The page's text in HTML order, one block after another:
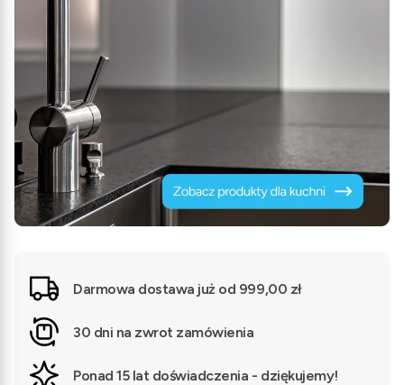
Darmowa dostawa już od 999,00 zł
30 dni na zwrot zamówienia
Ponad 15 lat doświadczenia - dziękujemy!